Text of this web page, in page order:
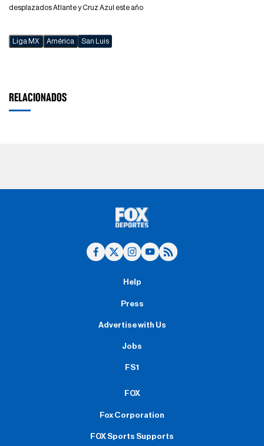
desplazados Atlante y Cruz Azul este año
Liga MX América San Luis
RELACIONADOS
Help
Press
Advertise with Us
Jobs
FS1
FOX
Fox Corporation
FOX Sports Supports